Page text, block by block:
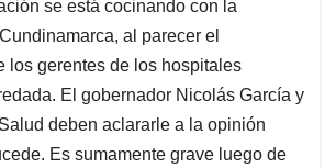
e
d
n
l
a
d
s
se está cocinando con la
al parecer el
los gerentes de los hospitales
El gobernador Nicolás García y
deben aclararle a la opinión
Es sumamente grave luego de